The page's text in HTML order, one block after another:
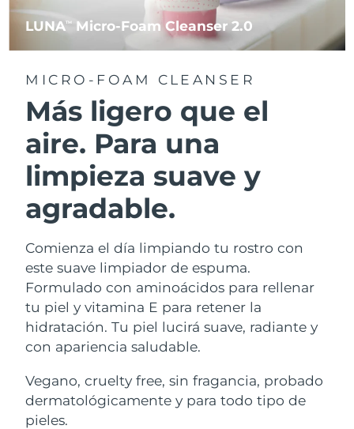
LUNATM Micro-Foam Cleanser 2.0
MICRO-FOAM CLEANSER
Más ligero que el
aire. Para una
limpieza suave y
agradable.
Comienza el día limpiando tu rostro con
este suave limpiador de espuma.
Formulado con aminoácidos para rellenar
tu piel y vitamina E para retener la
hidratación. Tu piel lucirá suave, radiante y
con apariencia saludable.
Vegano, cruelty free, sin fragancia, probado
dermatológicamente y para todo tipo de
pieles.